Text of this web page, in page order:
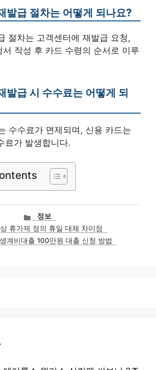
발급 절차는 어떻게 되나요?
절차는 고객센터에 재발급 요청,
서 작성 후 카드 수령의 순서로 이루
발급 시 수수료는 어떻게 되
수수료가 면제되며, 신용 카드는
료가 발생합니다.
카
테
고
리
정보
휴가제 정의 휴일 대체 차이점
계비대출 100만원 대출 신청 방법